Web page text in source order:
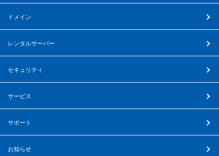
ドメイン
レンタルサーバー
セキュリティ
サービス
サポート
お知らせ